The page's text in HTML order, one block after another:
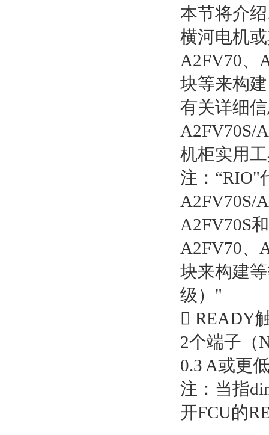
本节将介
横河电机
A2FV70、
块等来构建
有关详细
A2FV70S/
机柜实用
注：“RIO"
A2FV70S/
A2FV70S
A2FV70、
块来构建
级）"
 READY
2个端子（
0.3 A或更
注：当指
开FCU的